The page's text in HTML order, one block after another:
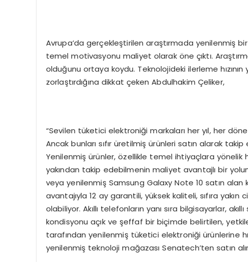
Avrupa’da gerçekleştirilen araştırmada yenilenmiş bir
temel motivasyonu maliyet olarak öne çıktı.
olduğunu ortaya koydu. Teknolojideki ilerleme
zorlaştırdığına dikkat çeken Abdulhakim Çeliker,
“Sevilen tüketici elektroniği markaları her yıl, her
Ancak bunları sıfır üretilmiş ürünleri satın alarak
Yenilenmiş ürünler, özellikle temel ihtiyaçlara yönelik
yakından takip edebilmenin maliyet avantajlı bir
veya yenilenmiş Samsung Galaxy Note 10 satın alan
avantajıyla 12 ay garantili, yüksek kaliteli, sıfıra
olabiliyor. Akıllı telefonların yanı sıra bilgisayarlar,
kondisyonu açık ve şeffaf bir biçimde belirtilen,
tarafından yenilenmiş tüketici elektroniği ürünlerine
yenilenmiş teknoloji mağazası Senatech’ten satın